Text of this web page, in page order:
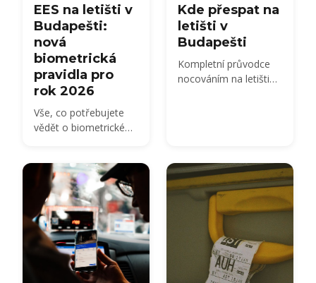
EES na letišti v
Budapešti:
nová
biometrická
pravidla pro
rok 2026
Vše, co potřebujete
vědět o biometrické
System (EES) na letišti
Budapest BUD v roce
2026.
Kde přespat na
letišti v
Budapešti
Kompletní průvodce
nocováním na letišti